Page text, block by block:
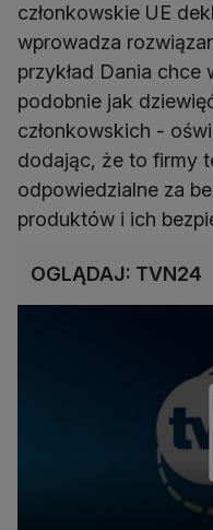
członkowskie UE
wprowadza
przykład Dania
podobnie jak
członkowskich -
dodając, że to firmy
odpowiedzialne za
produktów i ich
OGLĄDAJ: TVN24